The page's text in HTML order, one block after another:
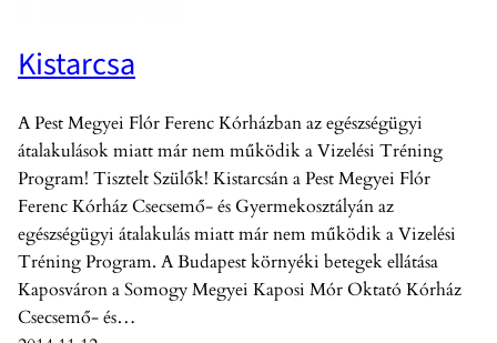
Kistarcsa
A Pest Megyei Flór Ferenc Kórházban az egészségügyi
átalakulások miatt már nem működik a Vizelési Tréning
Program! Tisztelt Szülők! Kistarcsán a Pest Megyei Flór
Ferenc Kórház Csecsemő- és Gyermekosztályán az
egészségügyi átalakulás miatt már nem működik a Vizelési
Tréning Program. A Budapest környéki betegek ellátása
Kaposváron a Somogy Megyei Kaposi Mór Oktató Kórház
Csecsemő- és…